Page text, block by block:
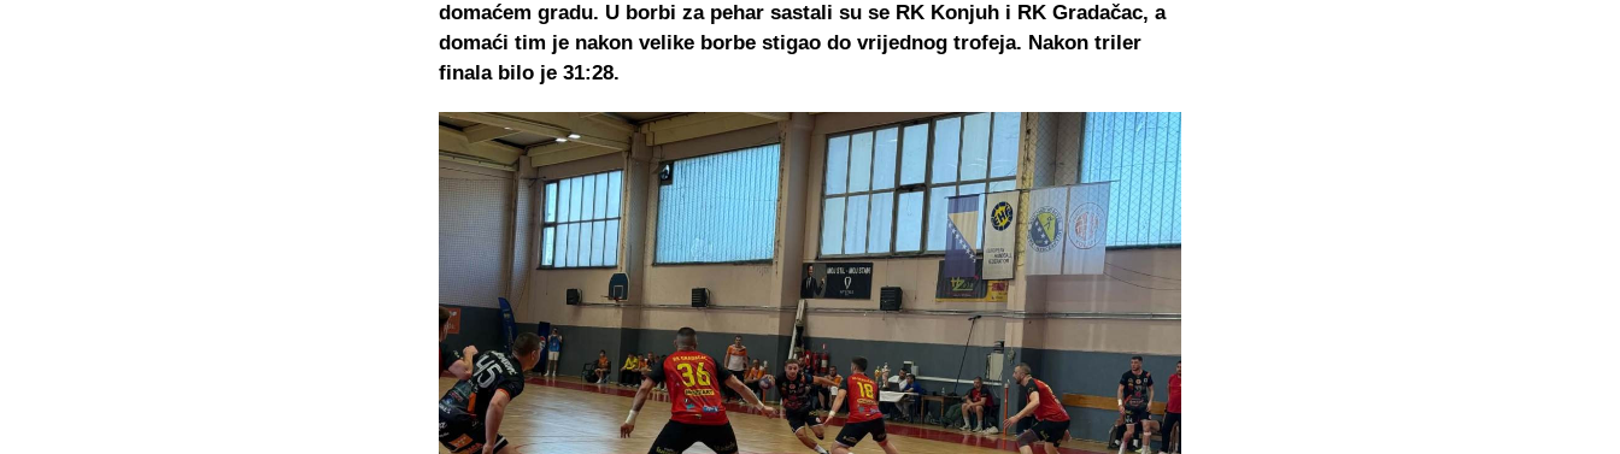
domaćem gradu. U borbi za pehar sastali su se RK Konjuh i RK Gradačac, a
domaći tim je nakon velike borbe stigao do vrijednog trofeja. Nakon triler
finala bilo je 31:28.